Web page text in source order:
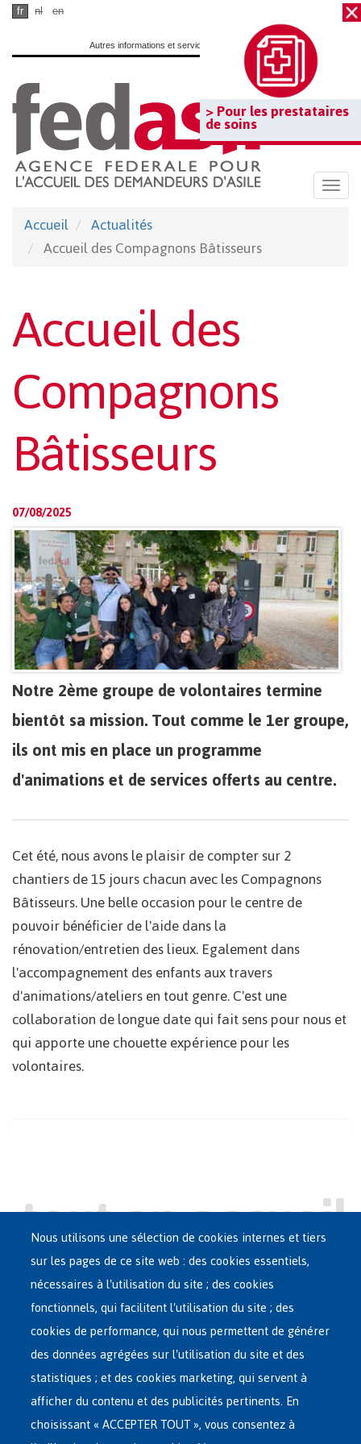
Passer
contenu
principal
> Pour les prestataires
de soins
fr nl en
Autres informations et services officiels :www.belgium.be
Accueil
Actualités
Accueil des Compagnons Bâtisseurs
Accueil des
Compagnons
Bâtisseurs
07/08/2025
Notre 2ème groupe de volontaires termine
bientôt sa mission. Tout comme le 1er groupe,
ils ont mis en place un programme
d'animations et de services offerts au centre.
Cet été, nous avons le plaisir de compter sur 2
chantiers de 15 jours chacun avec les Compagnons
Bâtisseurs. Une belle occasion pour le centre de
pouvoir bénéficier de l'aide dans la
rénovation/entretien des lieux. Egalement dans
l'accompagnement des enfants aux travers
d'animations/ateliers en tout genre. C'est une
collaboration de longue date qui fait sens pour nous et
qui apporte une chouette expérience pour les
volontaires.
Main
French
Menu
ASILE EN BELGIQUE
RÉSEAU D'ACCUEIL
RETOUR VOLONTAIRE
INTERNATIONAL
Nous utilisons une sélection de cookies internes et tiers
sur les pages de ce site web : des cookies essentiels,
nécessaires à l'utilisation du site ; des cookies
fonctionnels, qui facilitent l'utilisation du site ; des
cookies de performance, qui nous permettent de générer
des données agrégées sur l'utilisation du site et des
statistiques ; et des cookies marketing, qui servent à
afficher du contenu et des publicités pertinents. En
choisissant « ACCEPTER TOUT », vous consentez à